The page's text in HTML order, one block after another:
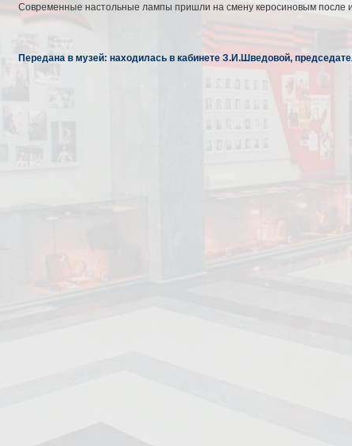
Современные настольные лампы пришли на смену керосиновым после
Передана в музей: находилась в кабинете З.И.Шведовой,